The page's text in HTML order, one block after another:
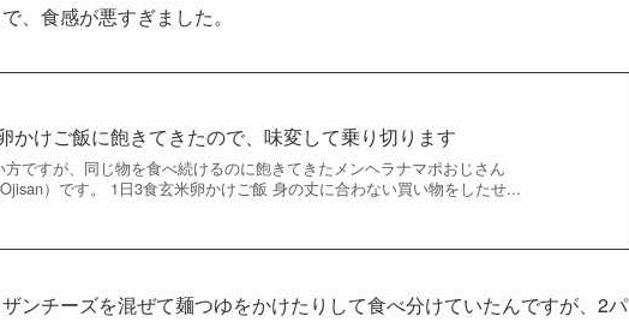
、食感が悪すぎました。
かけご飯に飽きてきたので、味変して乗り切ります
方ですが、同じ物を食べ続けるのに飽きてきたメンヘラナマポおじさん
）です。 1日3食玄米卵かけご飯 身の丈に合わない買い物をしたせ...
ンチーズを混ぜて麺つゆをかけたりして食べ分けていたんですが、2パ